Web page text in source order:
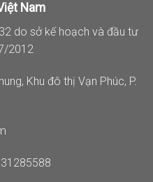
Nam
do sở kế hoạch và đầu tư
2012
Khu đô thị Vạn Phúc, P.